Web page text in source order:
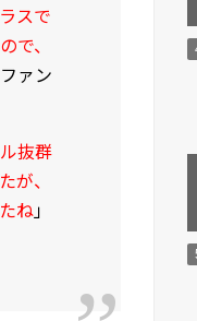
スで
で、
ァン
抜群
が、
ね」